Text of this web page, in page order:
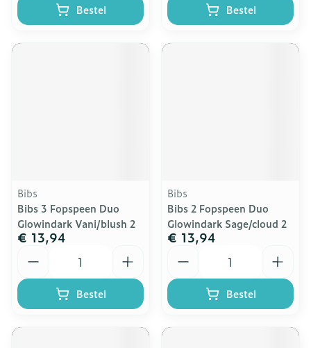
Bestel Bestel
Bibs
Bibs 3 Fopspeen Duo
Glowindark Vani/blush 2
€ 13,94
Bestel
Bibs
Bibs 2 Fopspeen Duo
Glowindark Sage/cloud 2
€ 13,94
Bestel